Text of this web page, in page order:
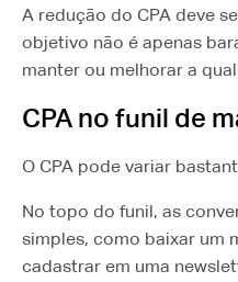
A redução do CPA deve
objetivo não é apenas
manter ou melhorar a
CPA no funil de
O CPA pode variar
No topo do funil, as
simples, como baixar um
cadastrar em uma